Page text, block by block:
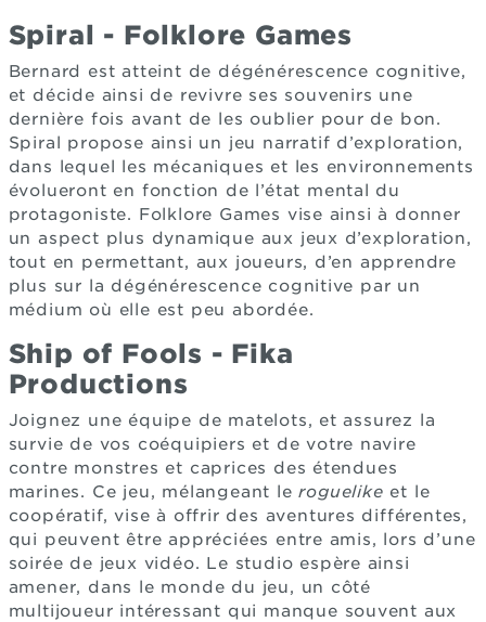
Spiral - Folklore Games
Bernard est atteint de dégénérescence cognitive,
et décide ainsi de revivre ses souvenirs une
dernière fois avant de les oublier pour de bon.
Spiral propose ainsi un jeu narratif d’exploration,
dans lequel les mécaniques et les environnements
évolueront en fonction de l’état mental du
protagoniste. Folklore Games vise ainsi à donner
un aspect plus dynamique aux jeux d’exploration,
tout en permettant, aux joueurs, d’en apprendre
plus sur la dégénérescence cognitive par un
médium où elle est peu abordée.
Ship of Fools - Fika
Productions
Joignez une équipe de matelots, et assurez la
survie de vos coéquipiers et de votre navire
contre monstres et caprices des étendues
marines. Ce jeu, mélangeant leroguelike et le
coopératif, vise à offrir des aventures différentes,
qui peuvent être appréciées entre amis, lors d’une
soirée de jeux vidéo. Le studio espère ainsi
amener, dans le monde du jeu, un côté
multijoueur intéressant qui manque souvent aux